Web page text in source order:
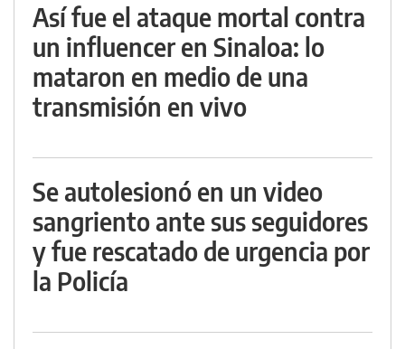
Así fue el ataque mortal contra
un influencer en Sinaloa: lo
mataron en medio de una
transmisión en vivo
Se autolesionó en un video
sangriento ante sus seguidores
y fue rescatado de urgencia por
la Policía